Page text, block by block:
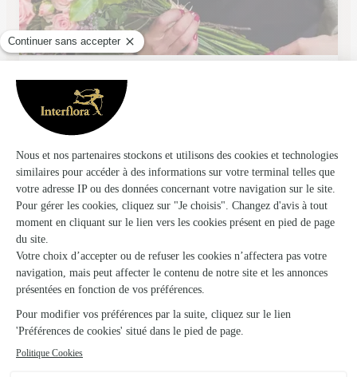
Les Cat’saisons
Charleville Mezieres
★★★
4.2 (19)
Voir la boutique
Ils ont fait livrer des fleurs ou une plante à
Wagnon
★ ★ ★ ★